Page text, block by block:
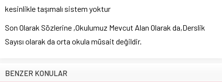
kesinlikle taşımalı sistem yoktur
Son Olarak Sözlerine ,Okulumuz Mevcut Alan Olarak da,Derslik
Sayısı olarak da orta okula müsait değildir.
BENZER KONULAR